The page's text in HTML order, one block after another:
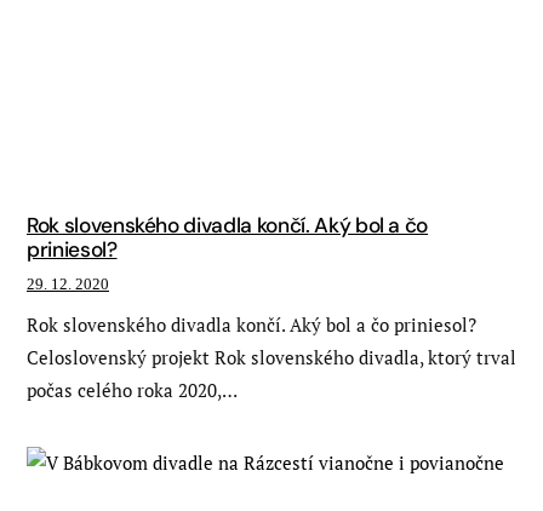
Rok slovenského divadla končí. Aký bol a čo
priniesol?
29. 12. 2020
Rok slovenského divadla končí. Aký bol a čo priniesol?
Celoslovenský projekt Rok slovenského divadla, ktorý trval
počas celého roka 2020,…